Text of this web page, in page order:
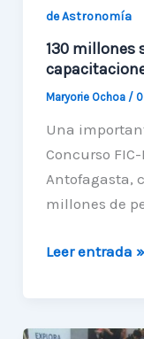
de Astronomía
130 millones
Maryorie Ochoa /
Una
Concurso
Antofagasta,
millones de
130
destinados
Leer entrada »